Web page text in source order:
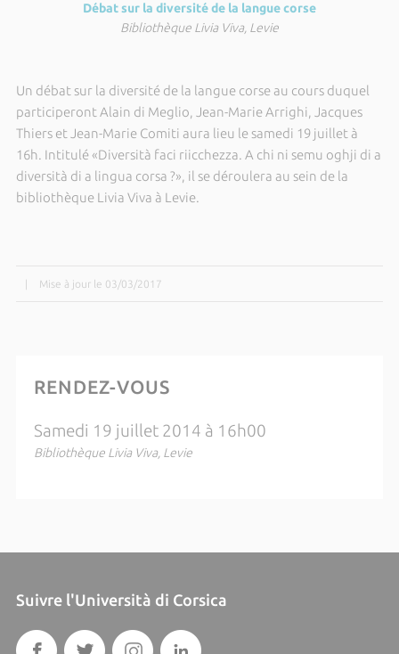
Débat sur la diversité de la langue corse
Bibliothèque Livia Viva, Levie
Un débat sur la diversité de la langue corse au cours duquel
participeront Alain di Meglio, Jean-Marie Arrighi, Jacques
Thiers et Jean-Marie Comiti aura lieu le samedi 19 juillet à
16h. Intitulé «Diversità faci riicchezza. A chi ni semu oghji di a
diversità di a lingua corsa ?», il se déroulera au sein de la
bibliothèque Livia Viva à Levie.
Mise à jour le 03/03/2017
RENDEZ-VOUS
Samedi 19 juillet 2014 à 16h00
Bibliothèque Livia Viva, Levie
Suivre l'Università di Corsica